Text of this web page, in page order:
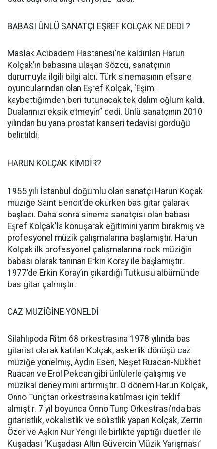
BABASI ÜNLÜ SANATÇI EŞREF KOLÇAK NE DEDİ ?
Maslak Acıbadem Hastanesi’ne kaldırılan Harun
Kolçak’ın babasına ulaşan Sözcü, sanatçının
durumuyla ilgili bilgi aldı. Türk sinemasının efsane
oyuncularından olan Eşref Kolçak, ‘Eşimi
kaybettiğimden beri tutunacak tek dalım oğlum kaldı.
Dualarınızı eksik etmeyin” dedi. Ünlü sanatçının 2010
yılından bu yana prostat kanseri tedavisi gördüğü
belirtildi.
HARUN KOLÇAK KİMDİR?
1955 yılı İstanbul doğumlu olan sanatçı Harun Koçak
müziğe Saint Benoit’de okurken bas gitar çalarak
başladı. Daha sonra sinema sanatçısı olan babası
Eşref Kolçak'la konuşarak eğitimini yarım bırakmış ve
profesyonel müzik çalışmalarına başlamıştır. Harun
Kolçak ilk profesyonel çalışmalarına rock müziğin
babası olarak tanınan Erkin Koray ile başlamıştır.
1977’de Erkin Koray’ın çıkardığı Tutkusu albümünde
bas gitar çalmıştır.
CAZ MÜZİĞİNE YÖNELDİ
Silahlıpoda Ritm 68 orkestrasına 1978 yılında bas
gitarist olarak katılan Kolçak, askerlik dönüşü caz
müziğe yönelmiş, Aydın Esen, Neşet Ruacan-Nükhet
Ruacan ve Erol Pekcan gibi ünlülerle çalışmış ve
müzikal deneyimini artırmıştır. O dönem Harun Kolçak,
Onno Tunçtan orkestrasına katılması için teklif
almıştır. 7 yıl boyunca Onno Tunç Orkestrası’nda bas
gitaristlik, vokalistlik ve solistlik yapan Kolçak, Zerrin
Özer ve Aşkın Nur Yengi ile birlikte yaptığı düetler ile
Kuşadası “Kuşadası Altın Güvercin Müzik Yarışması”